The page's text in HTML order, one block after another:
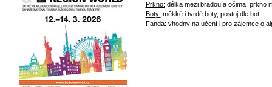
Prkno: délka mezi bradou a očima, prkno
Boty: měkké i tvrdé boty, postoj dle bot
Fanda: vhodný na učení i pro zájemce o